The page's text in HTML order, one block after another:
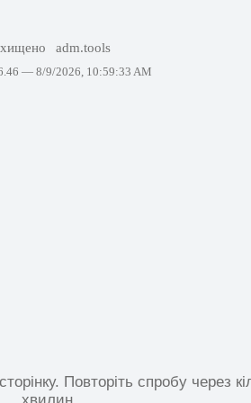
adm.tools
— 8/9/2026, 10:59:33 AM
Повторіть спробу через